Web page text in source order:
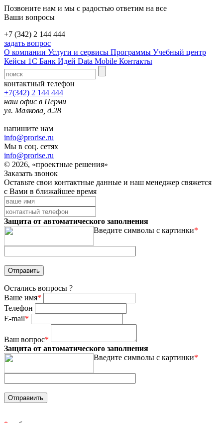
Позвоните нам и мы с радостью ответим на все
Ваши вопросы
+7 (342) 2 144 444
задать вопрос
О компании Услуги и сервисы Программы Учебный центр
Кейсы 1С Банк Идей Data Mobile Контакты
контактный телефон
+7(342) 2 144 444
наш офис в Перми
ул. Малкова, д.28
напишите нам
info@prorise.ru
Мы в соц. сетях
info@prorise.ru
© 2026, «проектные решения»
Заказать звонок
Оставьте свои контактные данные и наш менеджер свяжется
с Вами в ближайшее время
Защита от автоматического заполнения
Введите символы с картинки*
Остались вопросы ?
Ваше имя*
Телефон
E-mail*
Ваш вопрос*
Защита от автоматического заполнения
Введите символы с картинки*